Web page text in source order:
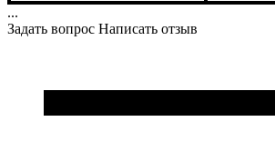
...
Задать вопрос Написать отзыв